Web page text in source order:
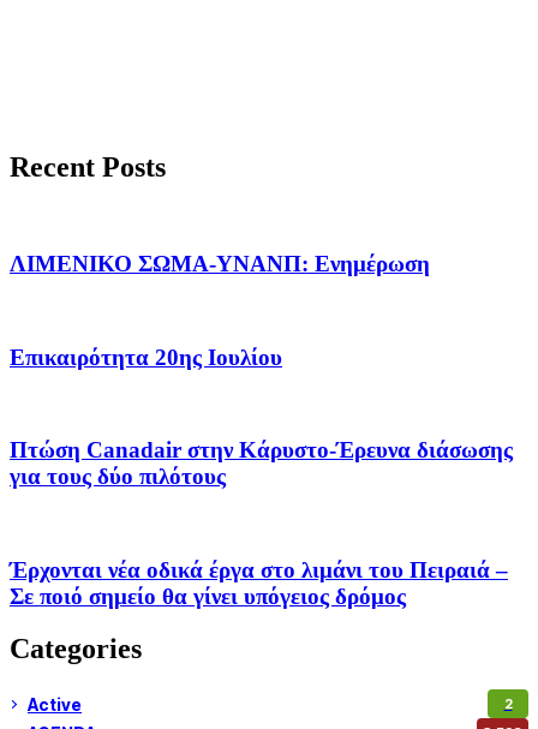
Recent Posts
ΛΙΜΕΝΙΚΟ ΣΩΜΑ-ΥΝΑΝΠ: Ενημέρωση
Επικαιρότητα 20ης Ιουλίου
Πτώση Canadair στην Κάρυστο-Έρευνα διάσωσης
για τους δύο πιλότους
Έρχονται νέα οδικά έργα στο λιμάνι του Πειραιά –
Σε ποιό σημείο θα γίνει υπόγειος δρόμος
Categories
Active 2